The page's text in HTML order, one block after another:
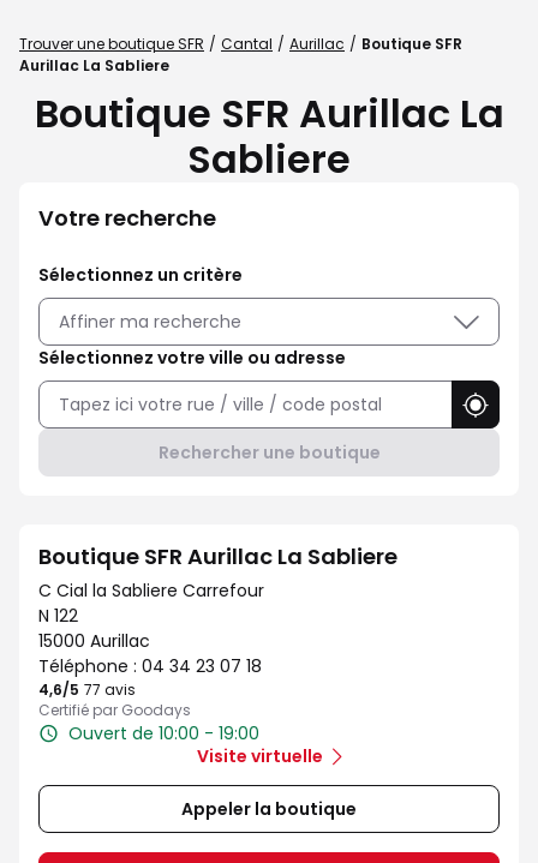
Trouver une boutique SFR Cantal Aurillac
Boutique SFR
Aurillac La Sabliere
Boutique SFR Aurillac La
Sabliere
Votre recherche
Sélectionnez un critère
Affiner ma recherche
Sélectionnez votre ville ou adresse
Rechercher une boutique
Boutique SFR Aurillac La Sabliere
C Cial la Sabliere Carrefour
N 122
15000 Aurillac
Téléphone : 04 34 23 07 18
4,6/5 Note de 4.6 sur 5
77 avis
Certifié par Goodays
Ouvert de 10:00 - 19:00
Visite virtuelle
Appeler la boutique